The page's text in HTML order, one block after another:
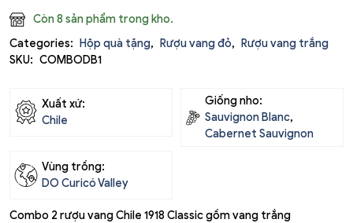
Combo 2 rượu vang Chile 1918 Classic gồm vang trắng
Còn 8 sản phẩm trong kho.
SKU: COMBODB1
Categories: Hộp quà tặng, Rượu vang đỏ, Rượu vang trắng
Xuất xứ:
Chile
Giống nho:
Sauvignon Blanc,
Cabernet Sauvignon
Vùng trồng:
DO Curicó Valley